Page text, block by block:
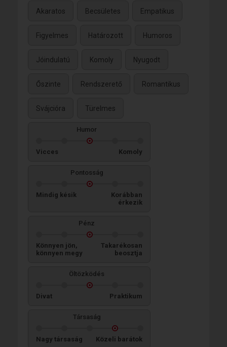
Akaratos Becsületes Empatikus
Figyelmes Határozott Humoros
Jóindulatú Komoly Nyugodt
Őszinte Rendszerető Romantikus
Svájcióra Türelmes
Humor
Vicces Komoly
Pontosság
Mindig késik
Korábban
érkezik
Pénz
Könnyen jön,
könnyen megy
Takarékosan
beosztja
Öltözködés
Divat Praktikum
Társaság
Nagy társaság Közeli barátok